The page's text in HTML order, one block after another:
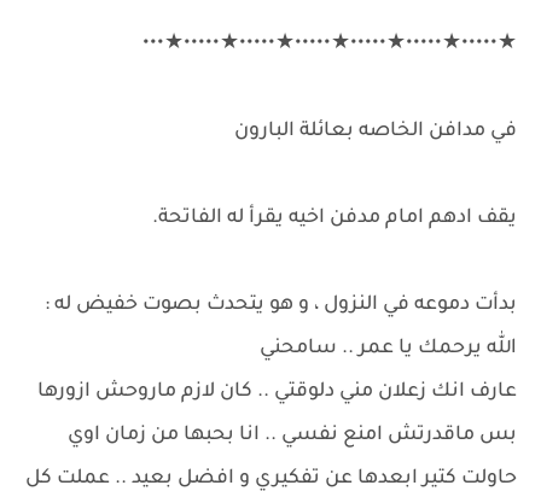
★•••••★•••••★•••••★•••••★•••••★•••••★•••
في مدافن الخاصه بعائلة البارون
يقف ادهم امام مدفن اخيه يقرأ له الفاتحة.
بدأت دموعه في النزول ، و هو يتحدث بصوت خفيض له :
الله يرحمك يا عمر .. سامحني
عارف انك زعلان مني دلوقتي .. كان لازم ماروحش ازورها
بس ماقدرتش امنع نفسي .. انا بحبها من زمان اوي
حاولت كتير ابعدها عن تفكيري و افضل بعيد .. عملت كل